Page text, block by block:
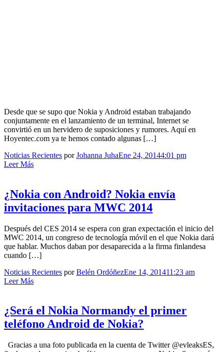
Desde que se supo que Nokia y Android estaban trabajando
conjuntamente en el lanzamiento de un terminal, Internet se
convirtió en un hervidero de suposiciones y rumores. Aquí en
Hoyentec.com ya te hemos contado algunas […]
Noticias Recientes porJohanna JuhaEne 24, 20144:01 pm
Leer Más
¿Nokia con Android? Nokia envía
invitaciones para MWC 2014
Después del CES 2014 se espera con gran expectación el inicio del
MWC 2014, un congreso de tecnología móvil en el que Nokia dará
que hablar. Muchos daban por desaparecida a la firma finlandesa
cuando […]
Noticias Recientes porBelén OrdóñezEne 14, 201411:23 am
Leer Más
¿Será el Nokia Normandy el primer
teléfono Android de Nokia?
Gracias a una foto publicada en la cuenta de Twitter @evleaksES,